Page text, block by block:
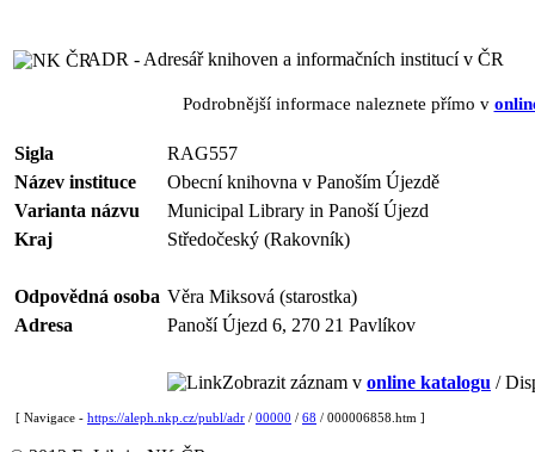
ADR - Adresář knihoven a informačních institucí v ČR
Podrobnější informace naleznete přímo v
Sigla
RAG557
Název instituce
Obecní knihovna v Panoším Újezdě
Varianta názvu
Municipal Library in Panoší Újezd
Kraj
Středočeský (Rakovník)
Odpovědná osoba Věra Miksová (starostka)
Adresa
Panoší Újezd 6, 270 21 Pavlíkov
Zobrazit záznam v online katalogu /
[ Navigace - https://aleph.nkp.cz/publ/adr / 00000 / 68 / 000006858.htm ]